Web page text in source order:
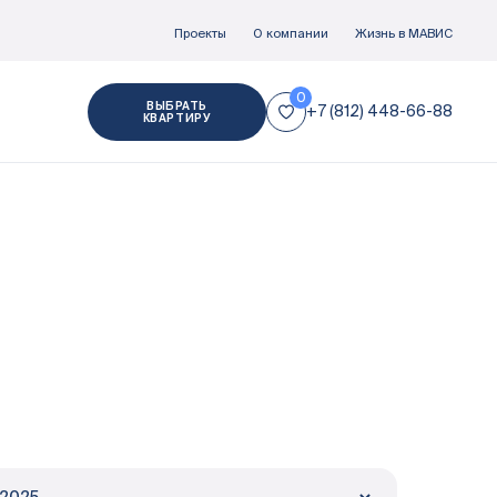
Проекты О компании Жизнь в МАВИС
ВЫБРАТЬ
КВАРТИРУ
+7 (812) 448-66-88